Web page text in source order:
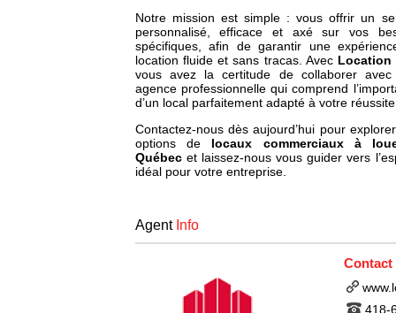
Notre mission est simple : vous offrir un
personnalisé, efficace et axé sur vos
spécifiques, afin de garantir une
location fluide et sans tracas. Avec Location
vous avez la certitude de collaborer
agence professionnelle qui comprend
d’un local parfaitement adapté à votre
Contactez-nous dès aujourd’hui pour
options de locaux commerciaux à
Québecet laissez-nous vous guider vers
idéal pour votre entreprise.
AgentInfo
Contact
418-